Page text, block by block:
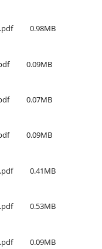
0.98MB
0.09MB
0.07MB
0.09MB
0.41MB
0.53MB
0.09MB